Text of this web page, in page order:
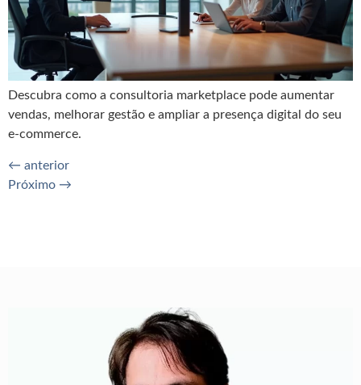
Descubra como a consultoria marketplace pode aumentar
vendas, melhorar gestão e ampliar a presença digital do seu
e-commerce.
← anterior
Próximo →